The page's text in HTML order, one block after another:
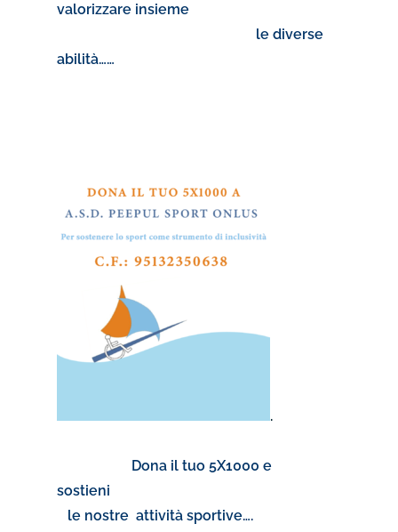
valorizzare insieme
le diverse
abilità……
.
Dona il tuo 5X1000 e
sostieni
le nostre attività sportive….